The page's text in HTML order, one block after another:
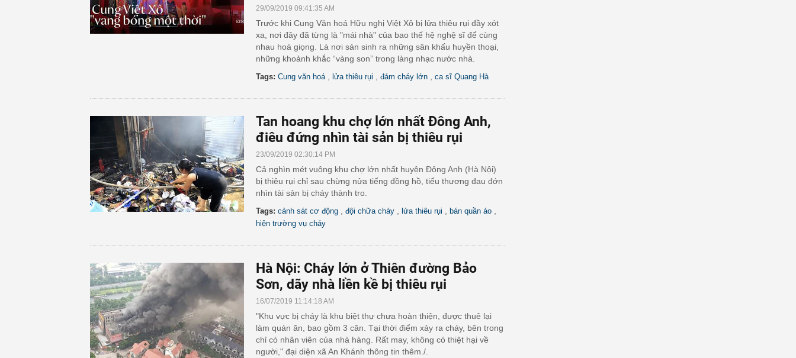
29/09/2019 09:41:35 AM
Trước khi Cung Văn hoá Hữu nghị Việt Xô bị lửa thiêu rụi đầy xót
xa, nơi đây đã từng là "mái nhà" của bao thế hệ nghệ sĩ để cùng
nhau hoà giọng. Là nơi sản sinh ra những sân khấu huyền thoại,
những khoảnh khắc “vàng son” trong làng nhạc nước nhà.
Tags: Cung văn hoá lửa thiêu rụi đám cháy lớn ca sĩ Quang Hà
Tan hoang khu chợ lớn nhất Đông Anh,
điêu đứng nhìn tài sản bị thiêu rụi
23/09/2019 02:30:14 PM
Cả nghìn mét vuông khu chợ lớn nhất huyện Đông Anh (Hà Nội)
bị thiêu rụi chỉ sau chừng nửa tiếng đồng hồ, tiểu thương đau đớn
nhìn tài sản bị cháy thành tro.
Tags: cảnh sát cơ động đội chữa cháy lửa thiêu rụi bán quần áo
hiện trường vụ cháy
Hà Nội: Cháy lớn ở Thiên đường Bảo
Sơn, dãy nhà liền kề bị thiêu rụi
16/07/2019 11:14:18 AM
"Khu vực bị cháy là khu biệt thự chưa hoàn thiện, được thuê lại
làm quán ăn, bao gồm 3 căn. Tại thời điểm xảy ra cháy, bên trong
chỉ có nhân viên của nhà hàng. Rất may, không có thiệt hại về
người," đại diện xã An Khánh thông tin thêm./.